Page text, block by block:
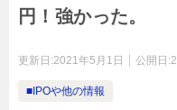
円！強かった。
更新日:2021年5月1日 公開日:
■IPOや他の情報